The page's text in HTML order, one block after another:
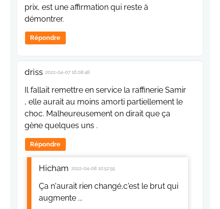
prix, est une affirmation qui reste à
démontrer.
Répondre
driss 2022-04-07 16:08:48
Il fallait remettre en service la raffinerie Samir
, elle aurait au moins amorti partiellement le
choc. Malheureusement on dirait que ça
gène quelques uns .
Répondre
Hicham 2022-04-08 10:52:55
Ça n'aurait rien changé,c'est le brut qui
augmente ...